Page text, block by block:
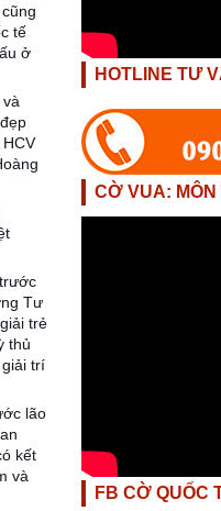
tế
ở
Tư
trẻ
thủ
trí
lão
kết
và
HOTLINE TƯ
CỜ VUA: MÔN
FB CỜ QUỐC